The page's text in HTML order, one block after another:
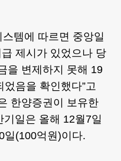
템에 따르면 중앙일
제시가 있었으나 당
을 변제하지 못해 19
음을 확인했다”고
한양증권이 보유한
일은 올해 12월7일
일(100억원)이다.